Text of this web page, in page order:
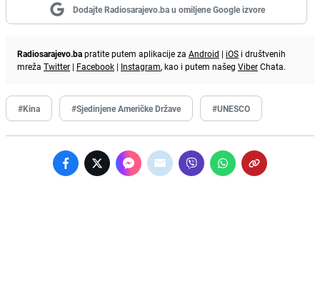
Dodajte Radiosarajevo.ba u omiljene Google izvore
Radiosarajevo.bapratite putem aplikacije za Android | iOS i društvenih
mreža Twitter | Facebook | Instagram, kao i putem našeg ViberChata.
#Kina #Sjedinjene Američke Države #UNESCO